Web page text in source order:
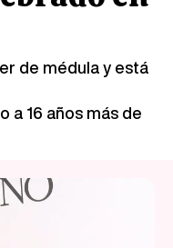
de médula y está
a 16 años más de